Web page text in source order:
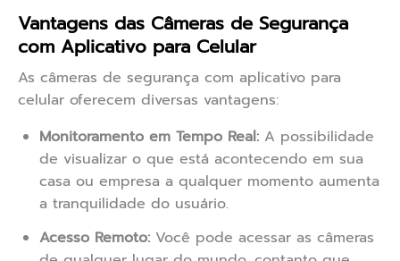
Vantagens das Câmeras de Segurança
com Aplicativo para Celular
As câmeras de segurança com aplicativo para
celular oferecem diversas vantagens:
Monitoramento em Tempo Real: A possibilidade
de visualizar o que está acontecendo em sua
casa ou empresa a qualquer momento aumenta
a tranquilidade do usuário.
Acesso Remoto: Você pode acessar as câmeras